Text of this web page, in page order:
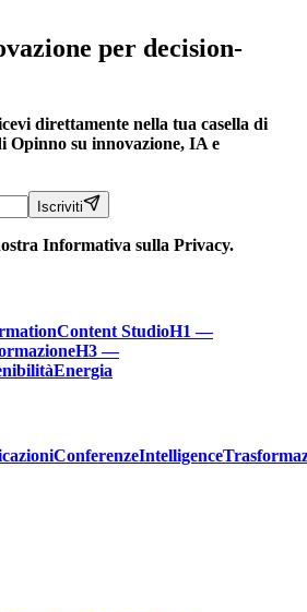
per decision-
direttamente nella tua casella di
Opinno su innovazione, IA e
Iscriviti
Informativa sulla Privacy.
Content StudioH1 —
H3 —
Energia
ConferenzeIntelligence